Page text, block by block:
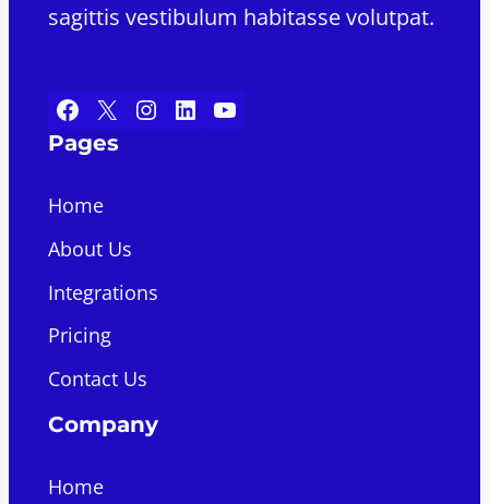
sagittis vestibulum habitasse volutpat.
Facebook X Instagram LinkedIn YouTube
Pages
Home
About Us
Integrations
Pricing
Contact Us
Company
Home